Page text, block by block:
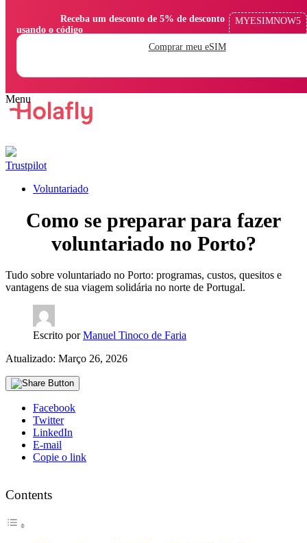
usando o código
MYESIMNOW5
Comprar meu eSIM
Trustpilot
Voluntariado
Como se preparar para fazer
voluntariado no Porto?
Tudo sobre voluntariado no Porto: programas, custos, quesitos e
vantagens de sua viagem solidária no norte de Portugal.
Escrito porManuel Tinoco de Faria
Atualizado: Março 26, 2026
Facebook
Twitter
LinkedIn
E-mail
Copie o link
Contents